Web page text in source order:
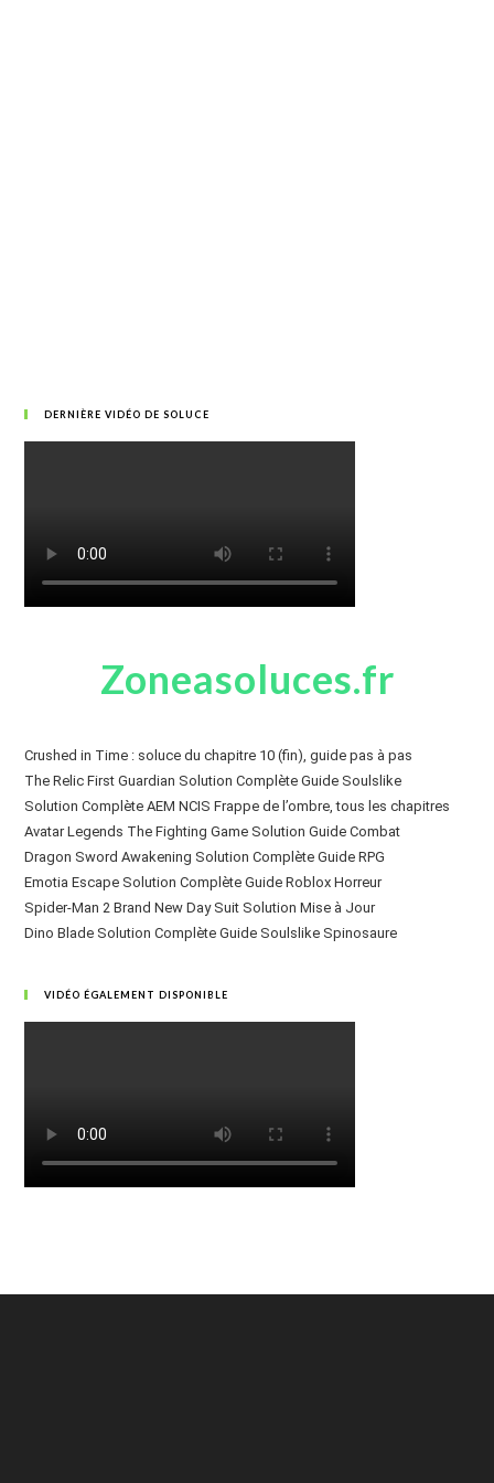
DERNIÈRE VIDÉO DE SOLUCE
Zoneasoluces.fr
Crushed in Time : soluce du chapitre 10 (fin), guide pas à pas
The Relic First Guardian Solution Complète Guide Soulslike
Solution Complète AEM NCIS Frappe de l’ombre, tous les chapitres
Avatar Legends The Fighting Game Solution Guide Combat
Dragon Sword Awakening Solution Complète Guide RPG
Emotia Escape Solution Complète Guide Roblox Horreur
Spider-Man 2 Brand New Day Suit Solution Mise à Jour
Dino Blade Solution Complète Guide Soulslike Spinosaure
VIDÉO ÉGALEMENT DISPONIBLE